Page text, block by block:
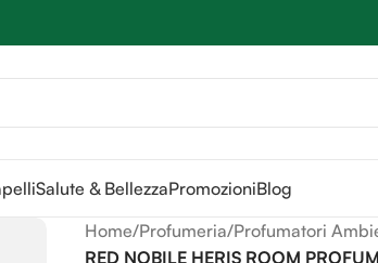
Salute & BellezzaPromozioniBlog
Home/Profumeria/Profumatori
RED NOBILE HERIS ROOM